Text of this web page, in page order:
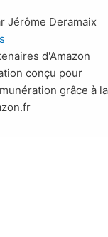
Jérôme Deramaix
d'Amazon
conçu pour
grâce à la